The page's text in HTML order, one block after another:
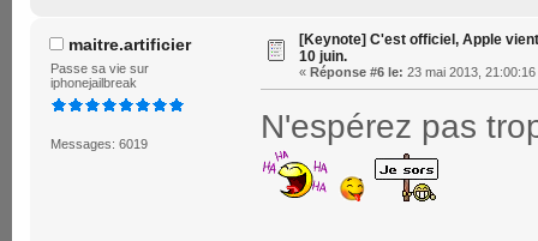
maitre.artificier
Passe sa vie sur
iphonejailbreak
Messages: 6019
[Keynote] C'est officiel, Apple
10 juin.
« Réponse #6 le: 23 mai 2013, 21:00:16
N'espérez pas